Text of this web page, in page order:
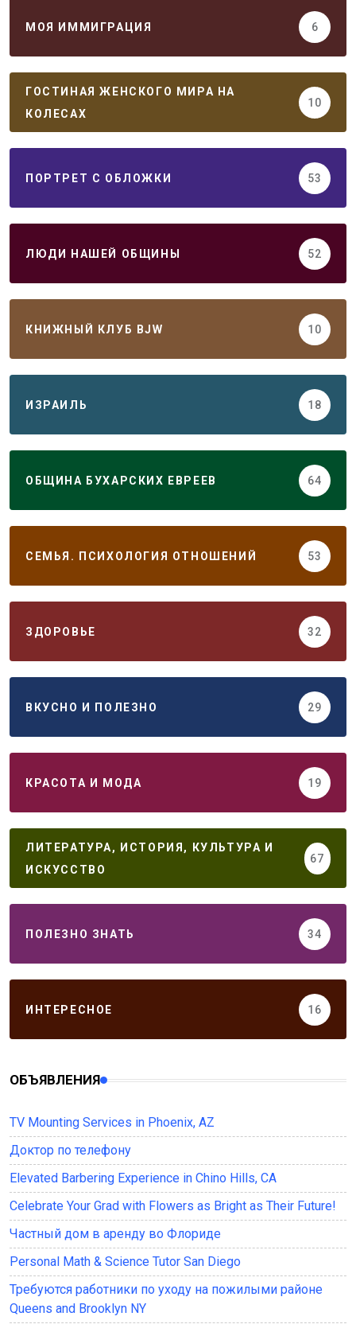
МОЯ ИММИГРАЦИЯ 6
ГОСТИНАЯ ЖЕНСКОГО МИРА НА
КОЛЕСАХ
10
ПОРТРЕТ С ОБЛОЖКИ 53
ЛЮДИ НАШЕЙ ОБЩИНЫ 52
КНИЖНЫЙ КЛУБ BJW 10
ИЗРАИЛЬ 18
ОБЩИНА БУХАРСКИХ ЕВРЕЕВ 64
СЕМЬЯ. ПСИХОЛОГИЯ ОТНОШЕНИЙ 53
ЗДОРОВЬЕ 32
ВКУСНО И ПОЛЕЗНО 29
КРАСОТА И МОДА 19
ЛИТЕРАТУРА, ИСТОРИЯ, КУЛЬТУРА И
ИСКУССТВО
67
ПОЛЕЗНО ЗНАТЬ 34
ИНТЕРЕСНОЕ 16
ОБЪЯВЛЕНИЯ
TV Mounting Services in Phoenix, AZ
Доктор по телефону
Elevated Barbering Experience in Chino Hills, CA
Celebrate Your Grad with Flowers as Bright as Their Future!
Частный дом в аренду во Флориде
Personal Math & Science Tutor San Diego
Требуются работники по уходу на пожилыми районе
Queens and Brooklyn NY